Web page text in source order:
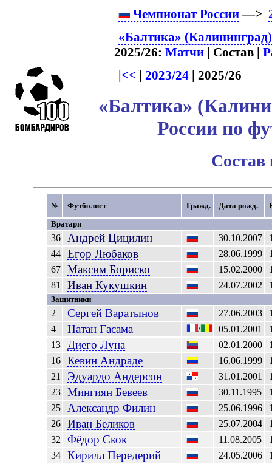
Чемпионат России—>
«Балтика»
2025/26:Матчи | Состав |
|<< | 2023/24| 2025/26
«Балтика»
России по
№ Футболист Гражд. Дата рожд.
Вратари
36 АндрейЦицилин 30.10.2007
44
ЕгорЛюбаков 28.06.1999
67
МаксимБориско 15.02.2000
81
ИванКукушкин 24.07.2002
Защитники
2 СергейВаратынов 27.06.2003
4
НатанГасама / 05.01.2001
13
ДиегоЛуна 02.01.2000
16
Кевин Андраде 16.06.1999
21
Эдуардо Андерсон 31.01.2001
23
МингиянБевеев 30.11.1995
25
АлександрФилин 25.06.1996
26
ИванБеликов 25.07.2004
32
ФёдорСкок 11.08.2005
34
КириллПередерий 24.05.2006